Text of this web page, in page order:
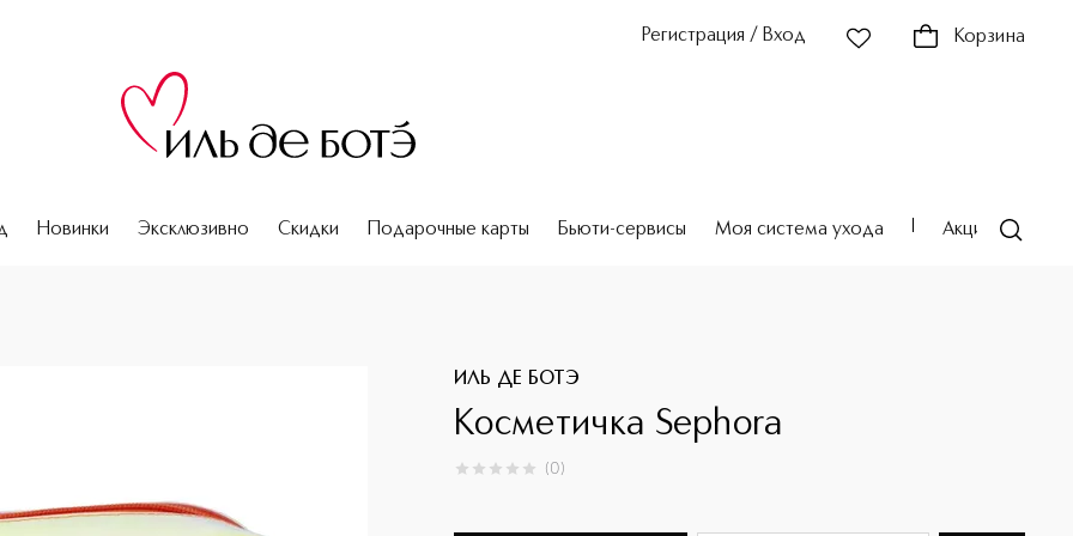
Регистрация / Вход Корзина
Новинки Эксклюзивно Скидки Подарочные карты Бьюти-сервисы Моя система ухода Акции
ИЛЬ ДЕ БОТЭ
Косметичка Sephora
0из 0 (0)